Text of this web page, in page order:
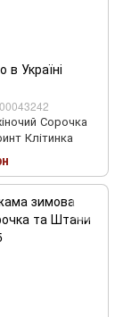
Сорочка
Клітинка